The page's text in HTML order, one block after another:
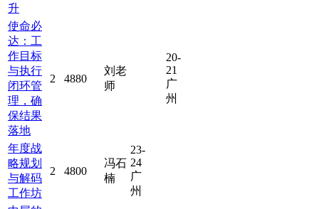
升
使命必
达：工
作目标
与执行
闭环管
理，确
保结果
落地
2 4880
刘老
师
20-
21
广
州
年度战
略规划
与解码
工作坊
2 4800
冯石
楠
23-
24
广
州